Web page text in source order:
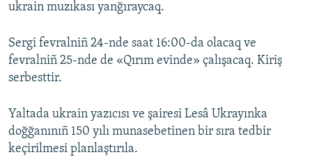
ukrain muzıkası yanğıraycaq.
Sergi fevralniñ 24-nde saat 16:00-da olacaq ve
fevralniñ 25-nde de «Qırım evinde» çalışacaq. Kiriş
serbesttir.
Yaltada ukrain yazıcısı ve şairesi Lesâ Ukrayınka
doğğanınıñ 150 yılı munasebetinen bir sıra tedbir
keçirilmesi planlaştırıla.